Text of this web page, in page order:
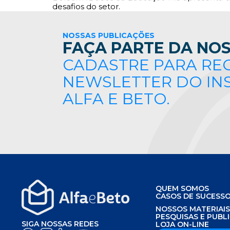
desafios do setor.
NOSSAS PUBLICAÇÕES
FAÇA PARTE DA
CADASTRE PARA
NEWSLETTER DO
ALFA E BETO.
SIGA NOSSAS REDES
QUEM SOMOS
CASOS DE
NOSSOS MATERIAIS
PESQUISAS E
LOJA ON-LINE